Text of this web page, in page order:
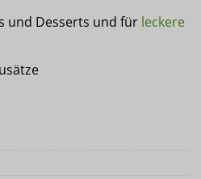
und Desserts und für leckere